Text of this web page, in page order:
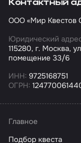
Контактный
ООО «Мир Квестов
Юридический
115280, г. Москва,
помещение 33/6
ИНН: 9725168751
ОГРН:
Главное
Подбор квеста